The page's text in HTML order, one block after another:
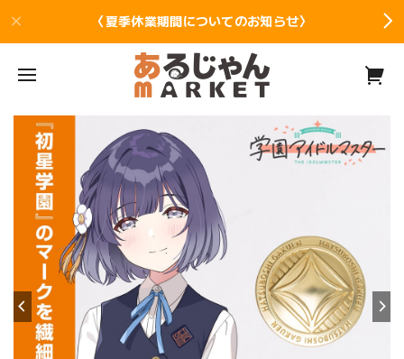
〈夏季休業期間についてのお知らせ〉